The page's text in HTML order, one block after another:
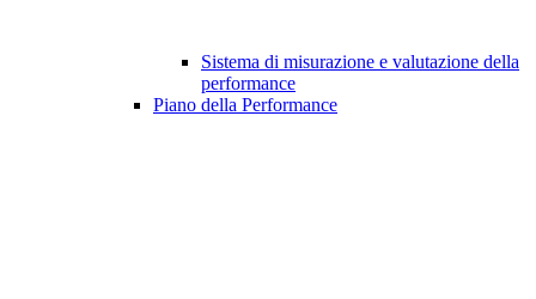
Sistema di misurazione e valutazione della
performance
Piano della Performance